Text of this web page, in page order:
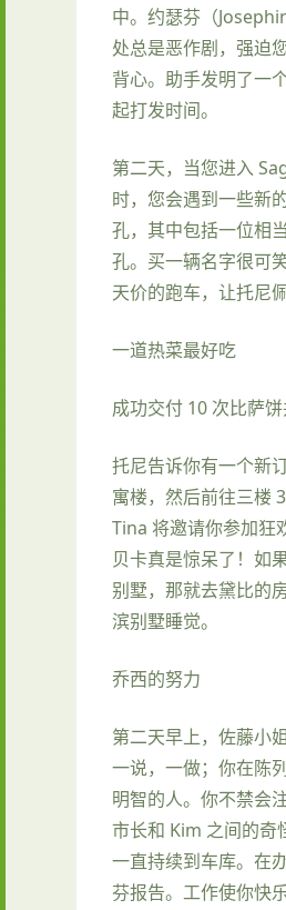
中。约瑟芬（
处总是恶作剧，强迫
背心。助手发明了一
起打发时间。
第二天，当您进入
时，您会遇到一些新
孔，其中包括一位相
孔。买一辆名字很可
天价的跑车，让托尼佩
一道热菜最好吃
成功交付 10 次比萨饼
托尼告诉你有一个新
寓楼，然后前往三楼
Tina 将邀请你参加狂
贝卡真是惊呆了！如
别墅，那就去黛比的
滨别墅睡觉。
乔西的努力
第二天早上，佐藤小
一说，一做；你在陈
明智的人。你不禁会
市长和 Kim 之间的奇
一直持续到车库。在
芬报告。工作使你快